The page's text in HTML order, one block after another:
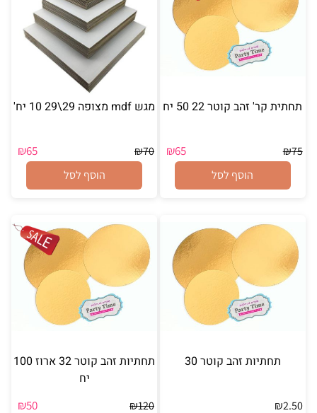
תחתית קר' זהב קוטר 22 50 יח
₪75
₪65
הוסף לסל
מגש mdf מצופה 29\29 10 יח'
₪70
₪65
הוסף לסל
תחתיות זהב קוטר 30
₪2.50
תחתיות זהב קוטר 32 ארוז 100
יח
₪120
₪50